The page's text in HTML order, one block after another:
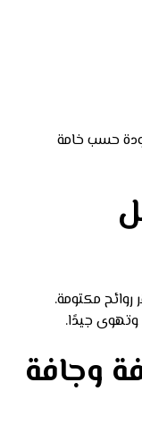
حسب خامة
روائح مكتومة.
وتهوى جيدًا.
وجافة